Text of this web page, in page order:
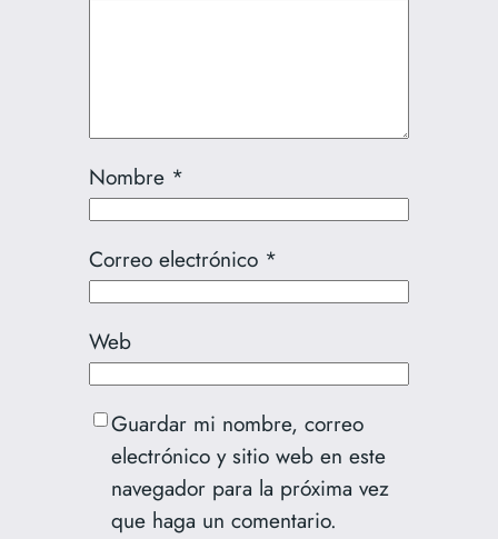
Nombre *
Correo electrónico *
Web
Guardar mi nombre, correo
electrónico y sitio web en este
navegador para la próxima vez
que haga un comentario.